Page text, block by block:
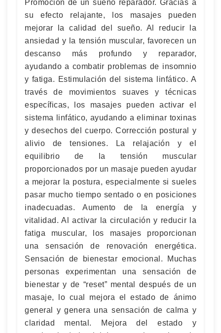
Promoción de un sueño reparador. Gracias a
su efecto relajante, los masajes pueden
mejorar la calidad del sueño. Al reducir la
ansiedad y la tensión muscular, favorecen un
descanso más profundo y reparador,
ayudando a combatir problemas de insomnio
y fatiga. Estimulación del sistema linfático. A
través de movimientos suaves y técnicas
específicas, los masajes pueden activar el
sistema linfático, ayudando a eliminar toxinas
y desechos del cuerpo. Corrección postural y
alivio de tensiones. La relajación y el
equilibrio de la tensión muscular
proporcionados por un masaje pueden ayudar
a mejorar la postura, especialmente si sueles
pasar mucho tiempo sentado o en posiciones
inadecuadas. Aumento de la energía y
vitalidad. Al activar la circulación y reducir la
fatiga muscular, los masajes proporcionan
una sensación de renovación energética.
Sensación de bienestar emocional. Muchas
personas experimentan una sensación de
bienestar y de “reset” mental después de un
masaje, lo cual mejora el estado de ánimo
general y genera una sensación de calma y
claridad mental. Mejora del estado y